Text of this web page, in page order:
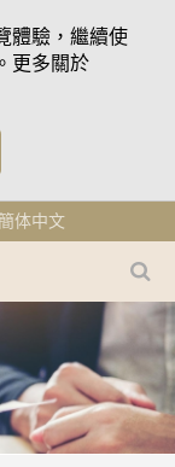
體驗，繼續使
更多關於
簡体中文